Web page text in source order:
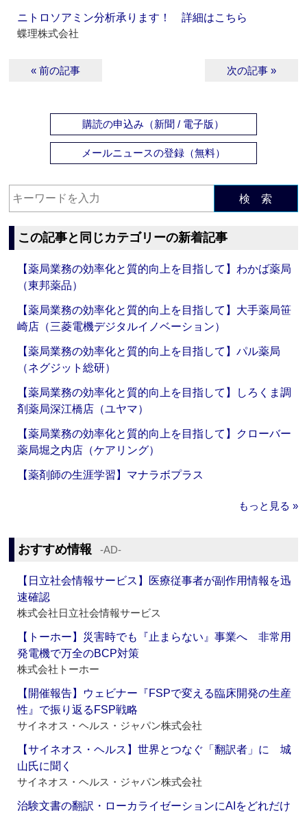
ニトロソアミン分析承ります！ 詳細はこちら
蝶理株式会社
« 前の記事 次の記事 »
購読の申込み（新聞 / 電子版）
メールニュースの登録（無料）
検 索
この記事と同じカテゴリーの新着記事
【薬局業務の効率化と質的向上を目指して】わかば薬局
（東邦薬品）
【薬局業務の効率化と質的向上を目指して】大手薬局笹
崎店（三菱電機デジタルイノベーション）
【薬局業務の効率化と質的向上を目指して】パル薬局
（ネグジット総研）
【薬局業務の効率化と質的向上を目指して】しろくま調
剤薬局深江橋店（ユヤマ）
【薬局業務の効率化と質的向上を目指して】クローバー
薬局堀之内店（ケアリング）
【薬剤師の生涯学習】マナラボプラス
もっと見る »
おすすめ情報 ‐AD‐
【日立社会情報サービス】医療従事者が副作用情報を迅
速確認
株式会社日立社会情報サービス
【トーホー】災害時でも『止まらない』事業へ 非常用
発電機で万全のBCP対策
株式会社トーホー
【開催報告】ウェビナー『FSPで変える臨床開発の生産
性』で振り返るFSP戦略
サイネオス・ヘルス・ジャパン株式会社
【サイネオス・ヘルス】世界とつなぐ「翻訳者」に 城
山氏に聞く
サイネオス・ヘルス・ジャパン株式会社
治験文書の翻訳・ローカライゼーションにAIをどれだけ